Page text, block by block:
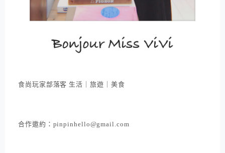
食尚玩家部落客 生活｜旅遊｜美食
合作邀約：pinpinhello@gmail.com